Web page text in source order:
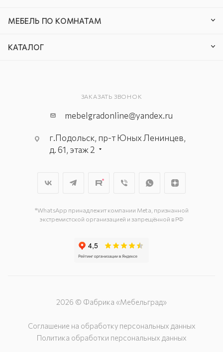
МЕБЕЛЬ ПО КОМНАТАМ
КАТАЛОГ
ЗАКАЗАТЬ ЗВОНОК
mebelgradonline@yandex.ru
г.Подольск, пр-т Юных Ленинцев,
д. 61, этаж 2
г. Подольск, ул. Станционная, д. 11
*WhatsApp принадлежит компании Meta, признанной
экстремистской организацией и запрещённой в РФ
2026 © Фабрика «Мебельград»
Соглашение на обработку персональных данных
Политика обработки персональных данных